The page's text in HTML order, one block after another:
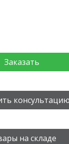
Заказать
консультацию
на складе